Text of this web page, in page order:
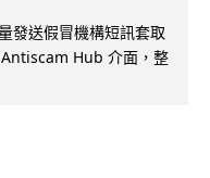
發送假冒機構短訊套取
Hub 介面，整